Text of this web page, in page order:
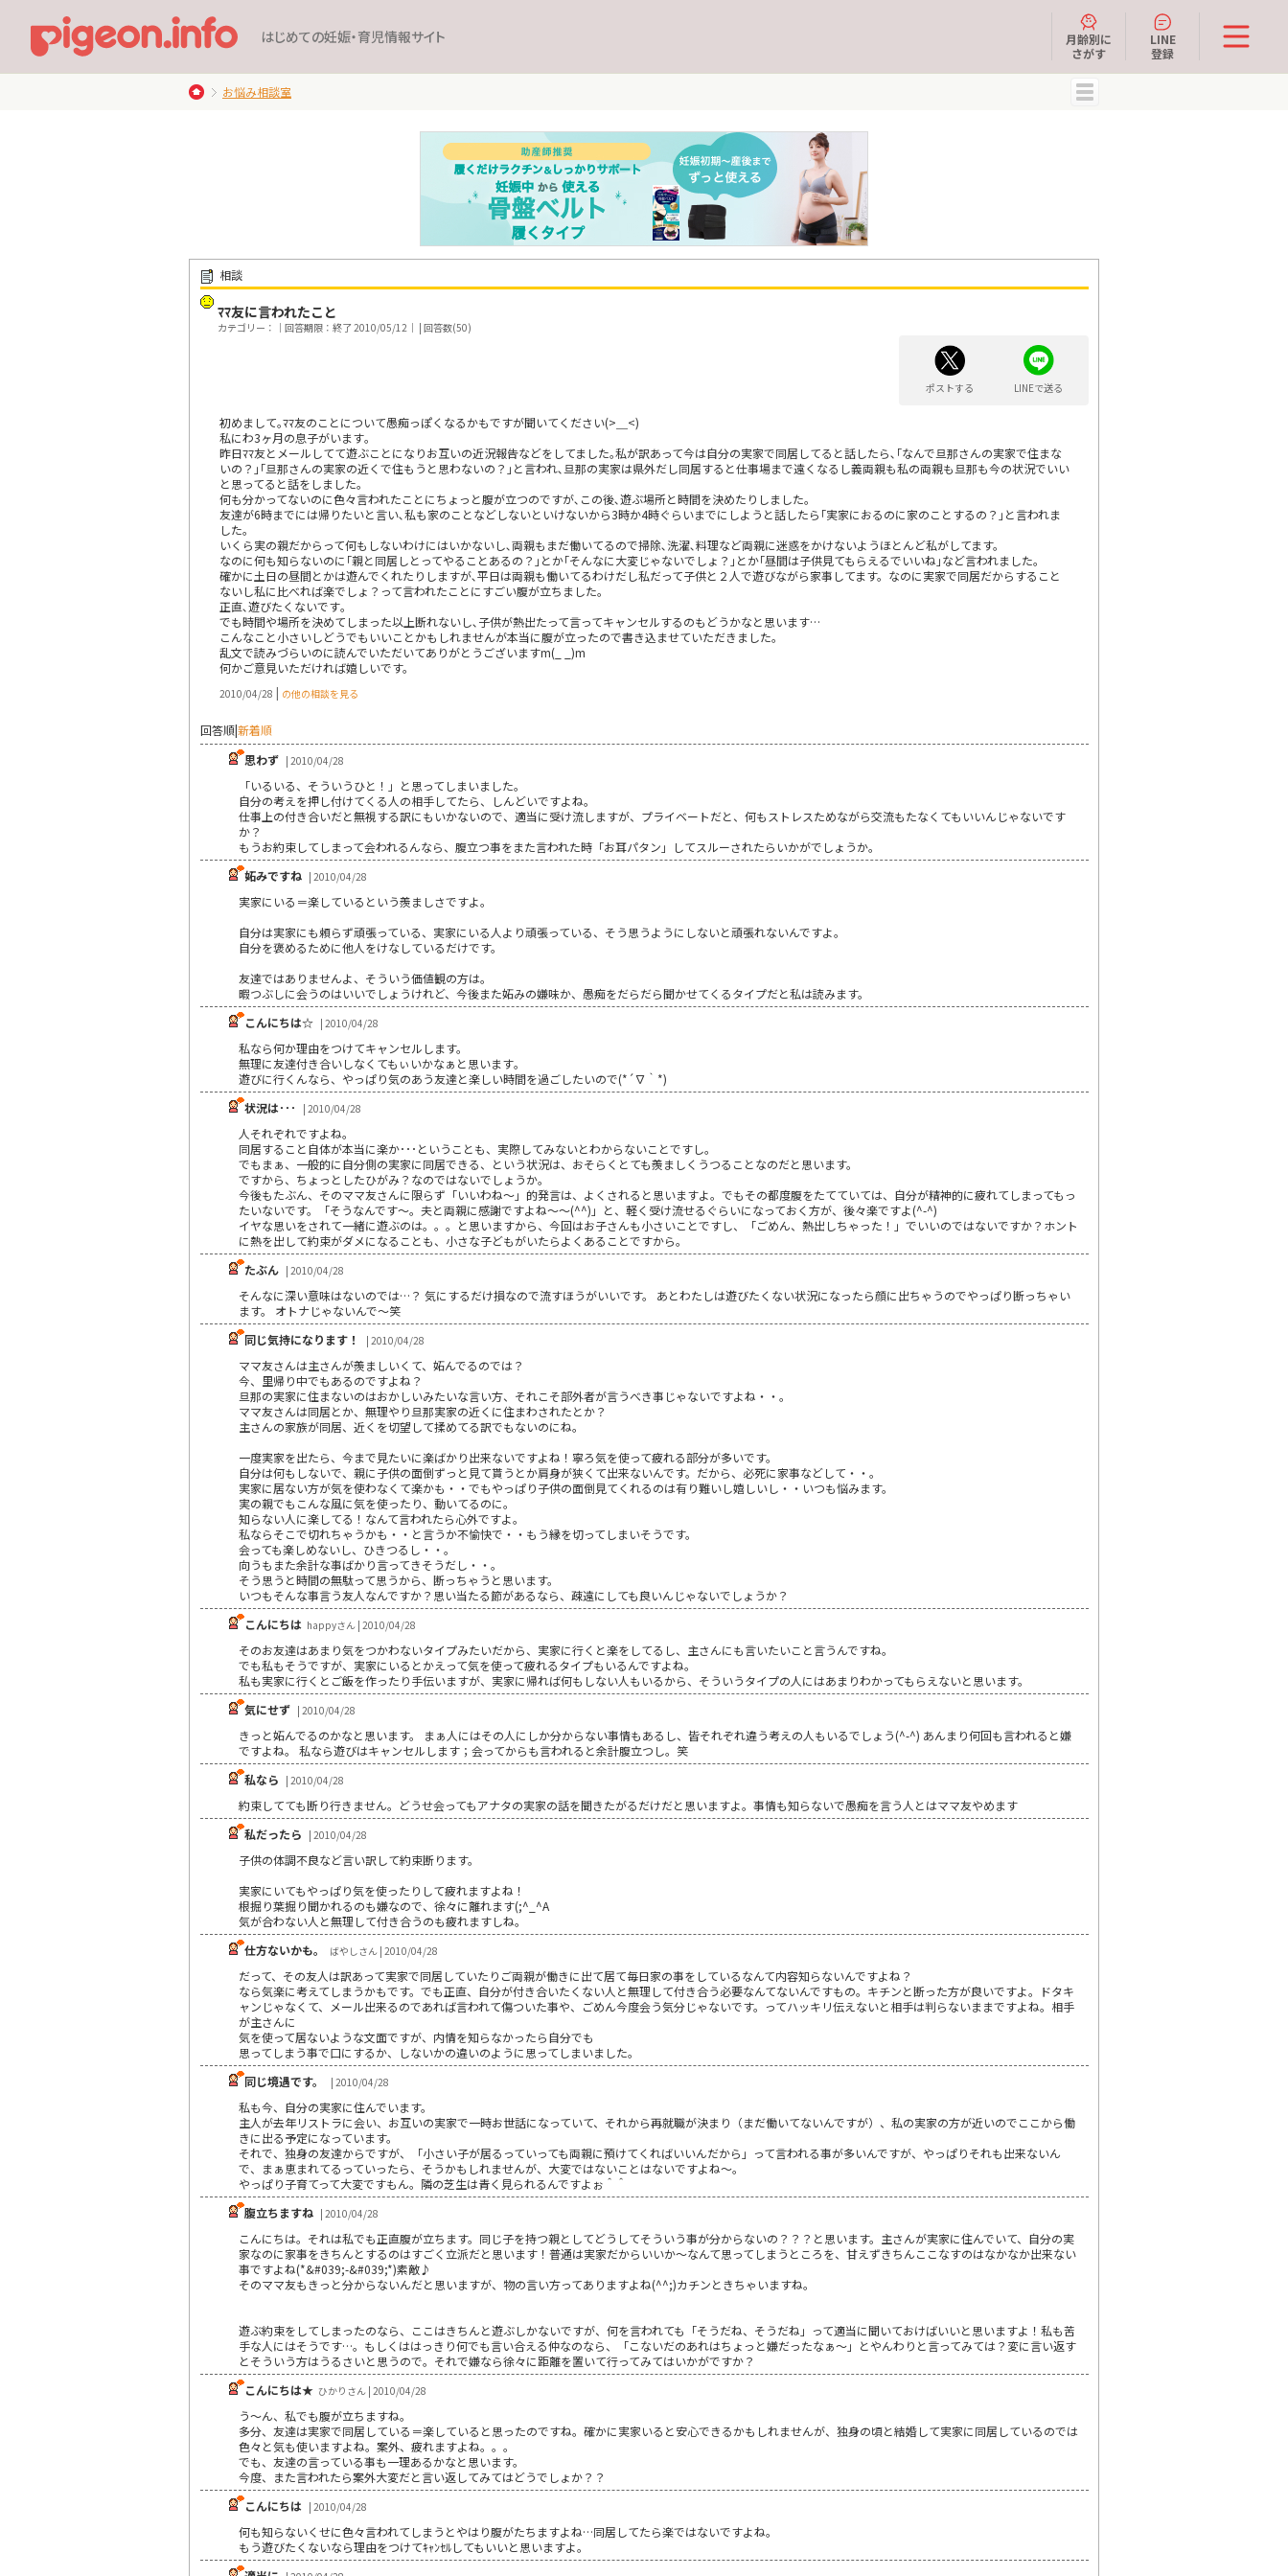
はじめての妊娠・育児情報サイト
月齢別に
さがす
LINE
登録
お悩み相談室
相談
ﾏﾏ友に言われたこと
カテゴリー：｜回答期限：終了 2010/05/12｜ | 回答数(50)
ポストする LINEで送る
初めまして｡ﾏﾏ友のことについて愚痴っぽくなるかもですが聞いてください(>＿<)
私にわ3ヶ月の息子がいます｡
昨日ﾏﾏ友とメールしてて遊ぶことになりお互いの近況報告などをしてました｡私が訳あって今は自分の実家で同居してると話したら､｢なんで旦那さんの実家で住まな
いの？｣｢旦那さんの実家の近くで住もうと思わないの？｣と言われ､旦那の実家は県外だし同居すると仕事場まで遠くなるし義両親も私の両親も旦那も今の状況でいい
と思ってると話をしました。
何も分かってないのに色々言われたことにちょっと腹が立つのですが､この後､遊ぶ場所と時間を決めたりしました｡
友達が6時までには帰りたいと言い､私も家のことなどしないといけないから3時か4時ぐらいまでにしようと話したら｢実家におるのに家のことするの？｣と言われま
した｡
いくら実の親だからって何もしないわけにはいかないし､両親もまだ働いてるので掃除､洗濯､料理など両親に迷惑をかけないようほとんど私がしてます。
なのに何も知らないのに｢親と同居しとってやることあるの？｣とか｢そんなに大変じゃないでしょ？｣とか｢昼間は子供見てもらえるでいいね｣など言われました｡
確かに土日の昼間とかは遊んでくれたりしますが､平日は両親も働いてるわけだし私だって子供と２人で遊びながら家事してます。なのに実家で同居だからすること
ないし私に比べれば楽でしょ？って言われたことにすごい腹が立ちました｡
正直､遊びたくないです｡
でも時間や場所を決めてしまった以上断れないし､子供が熱出たって言ってキャンセルするのもどうかなと思います…
こんなこと小さいしどうでもいいことかもしれませんが本当に腹が立ったので書き込ませていただきました｡
乱文で読みづらいのに読んでいただいてありがとうございますm(_ _)m
何かご意見いただければ嬉しいです。
2010/04/28 | の他の相談を見る
回答順|新着順
思わず | 2010/04/28
「いるいる、そういうひと！」と思ってしまいました。
自分の考えを押し付けてくる人の相手してたら、しんどいですよね。
仕事上の付き合いだと無視する訳にもいかないので、適当に受け流しますが、プライベートだと、何もストレスためながら交流もたなくてもいいんじゃないです
か？
もうお約束してしまって会われるんなら、腹立つ事をまた言われた時「お耳パタン」してスルーされたらいかがでしょうか。
妬みですね | 2010/04/28
実家にいる＝楽しているという羨ましさですよ。
自分は実家にも頼らず頑張っている、実家にいる人より頑張っている、そう思うようにしないと頑張れないんですよ。
自分を褒めるために他人をけなしているだけです。
友達ではありませんよ、そういう価値観の方は。
暇つぶしに会うのはいいでしょうけれど、今後また妬みの嫌味か、愚痴をだらだら聞かせてくるタイプだと私は読みます。
こんにちは☆ | 2010/04/28
私なら何か理由をつけてキャンセルします。
無理に友達付き合いしなくてもぃいかなぁと思います｡
遊びに行くんなら、やっぱり気のあう友達と楽しい時間を過ごしたいので(*´∇｀*)
状況は･･･
| 2010/04/28
人それぞれですよね。
同居すること自体が本当に楽か･･･ということも、実際してみないとわからないことですし。
でもまぁ、一般的に自分側の実家に同居できる、という状況は、おそらくとても羨ましくうつることなのだと思います。
ですから、ちょっとしたひがみ？なのではないでしょうか。
今後もたぶん、そのママ友さんに限らず「いいわね～」的発言は、よくされると思いますよ。でもその都度腹をたてていては、自分が精神的に疲れてしまってもっ
たいないです。「そうなんです～。夫と両親に感謝ですよね～～(^^)」と、軽く受け流せるぐらいになっておく方が、後々楽ですよ(^-^)
イヤな思いをされて一緒に遊ぶのは。。。と思いますから、今回はお子さんも小さいことですし、「ごめん、熱出しちゃった！」でいいのではないですか？ホント
に熱を出して約束がダメになることも、小さな子どもがいたらよくあることですから。
たぶん | 2010/04/28
そんなに深い意味はないのでは…？ 気にするだけ損なので流すほうがいいです。 あとわたしは遊びたくない状況になったら顔に出ちゃうのでやっぱり断っちゃい
ます。 オトナじゃないんで～笑
同じ気持になります！
| 2010/04/28
ママ友さんは主さんが羨ましいくて、妬んでるのでは？
今、里帰り中でもあるのですよね？
旦那の実家に住まないのはおかしいみたいな言い方、それこそ部外者が言うべき事じゃないですよね・・。
ママ友さんは同居とか、無理やり旦那実家の近くに住まわされたとか？
主さんの家族が同居、近くを切望して揉めてる訳でもないのにね。
一度実家を出たら、今まで見たいに楽ばかり出来ないですよね！寧ろ気を使って疲れる部分が多いです。
自分は何もしないで、親に子供の面倒ずっと見て貰うとか肩身が狭くて出来ないんです。だから、必死に家事などして・・。
実家に居ない方が気を使わなくて楽かも・・でもやっぱり子供の面倒見てくれるのは有り難いし嬉しいし・・いつも悩みます。
実の親でもこんな風に気を使ったり、動いてるのに。
知らない人に楽してる！なんて言われたら心外ですよ。
私ならそこで切れちゃうかも・・と言うか不愉快で・・もう縁を切ってしまいそうです。
会っても楽しめないし、ひきつるし・・。
向うもまた余計な事ばかり言ってきそうだし・・。
そう思うと時間の無駄って思うから、断っちゃうと思います。
いつもそんな事言う友人なんですか？思い当たる節があるなら、疎遠にしても良いんじゃないでしょうか？
こんにちは happyさん | 2010/04/28
そのお友達はあまり気をつかわないタイプみたいだから、実家に行くと楽をしてるし、主さんにも言いたいこと言うんですね。
でも私もそうですが、実家にいるとかえって気を使って疲れるタイプもいるんですよね。
私も実家に行くとご飯を作ったり手伝いますが、実家に帰れば何もしない人もいるから、そういうタイプの人にはあまりわかってもらえないと思います。
気にせず | 2010/04/28
きっと妬んでるのかなと思います。 まぁ人にはその人にしか分からない事情もあるし、皆それぞれ違う考えの人もいるでしょう(^-^) あんまり何回も言われると嫌
ですよね。 私なら遊びはキャンセルします；会ってからも言われると余計腹立つし。笑
私なら | 2010/04/28
約束してても断り行きません。どうせ会ってもアナタの実家の話を聞きたがるだけだと思いますよ。事情も知らないで愚痴を言う人とはママ友やめます
私だったら | 2010/04/28
子供の体調不良など言い訳して約束断ります。
実家にいてもやっぱり気を使ったりして疲れますよね！
根掘り葉掘り聞かれるのも嫌なので、徐々に離れます(;^_^A
気が合わない人と無理して付き合うのも疲れますしね。
仕方ないかも。
ばやしさん | 2010/04/28
だって、その友人は訳あって実家で同居していたりご両親が働きに出て居て毎日家の事をしているなんて内容知らないんですよね？
なら気楽に考えてしまうかもです。でも正直、自分が付き合いたくない人と無理して付き合う必要なんてないんですもの。キチンと断った方が良いですよ。ドタキ
ャンじゃなくて、メール出来るのであれば言われて傷ついた事や、ごめん今度会う気分じゃないです。ってハッキリ伝えないと相手は判らないままですよね。相手
が主さんに
気を使って居ないような文面ですが、内情を知らなかったら自分でも
思ってしまう事で口にするか、しないかの違いのように思ってしまいました。
同じ境遇です。
| 2010/04/28
私も今、自分の実家に住んでいます。
主人が去年リストラに会い、お互いの実家で一時お世話になっていて、それから再就職が決まり（まだ働いてないんですが）、私の実家の方が近いのでここから働
きに出る予定になっています。
それで、独身の友達からですが、「小さい子が居るっていっても両親に預けてくればいいんだから」って言われる事が多いんですが、やっぱりそれも出来ないん
で、まぁ恵まれてるっていったら、そうかもしれませんが、大変ではないことはないですよね～。
やっぱり子育てって大変ですもん。隣の芝生は青く見られるんですよぉ＾＾
腹立ちますね | 2010/04/28
こんにちは。それは私でも正直腹が立ちます。同じ子を持つ親としてどうしてそういう事が分からないの？？？と思います。主さんが実家に住んでいて、自分の実
家なのに家事をきちんとするのはすごく立派だと思います！普通は実家だからいいか～なんて思ってしまうところを、甘えずきちんここなすのはなかなか出来ない
事ですよね(*&#039;-&#039;*)素敵♪
そのママ友もきっと分からないんだと思いますが、物の言い方ってありますよね(^^;)カチンときちゃいますね。
遊ぶ約束をしてしまったのなら、ここはきちんと遊ぶしかないですが、何を言われても「そうだね、そうだね」って適当に聞いておけばいいと思いますよ！私も苦
手な人にはそうです…。もしくははっきり何でも言い合える仲なのなら、「こないだのあれはちょっと嫌だったなぁ～」とやんわりと言ってみては？変に言い返す
とそういう方はうるさいと思うので。それで嫌なら徐々に距離を置いて行ってみてはいかがですか？
こんにちは★ ひかりさん | 2010/04/28
う～ん、私でも腹が立ちますね。
多分、友達は実家で同居している＝楽していると思ったのですね。確かに実家いると安心できるかもしれませんが、独身の頃と結婚して実家に同居しているのでは
色々と気も使いますよね。案外、疲れますよね。。。
でも、友達の言っている事も一理あるかなと思います。
今度、また言われたら案外大変だと言い返してみてはどうでしょか？？
こんにちは | 2010/04/28
何も知らないくせに色々言われてしまうとやはり腹がたちますよね…同居してたら楽ではないですよね。
もう遊びたくないなら理由をつけてｷｬﾝｾﾙしてもいいと思いますよ。